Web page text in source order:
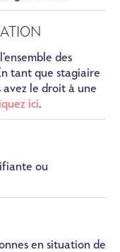
des
tant que stagiaire
le droit à une
ici.
ou
en situation de